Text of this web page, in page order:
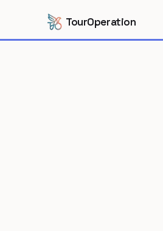
TourOperation